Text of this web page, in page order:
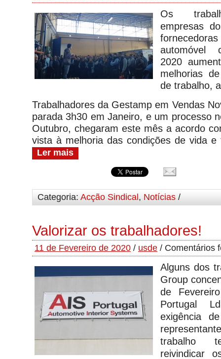
Os
empresas
automóvel
2020
melhorias
de trabalho,
Trabalhadores da Gestamp em Vendas
parada 3h30 em Janeiro, e um processo
Outubro, chegaram este mês a acordo
vista à melhoria das condições de vida e
Ler mais
Categoria: Acção Sindical , Notícias /
Valorizar os trabalhadores!
11 de Fevereiro de 2020 / usde / Comentários
Alguns dos
Group
de
Portugal
exigência
trabalho
reivindicar